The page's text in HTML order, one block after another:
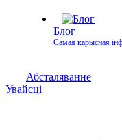
Блог
Самая карысная
Абсталяванне
Увайсці